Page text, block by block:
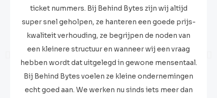
ticket nummers. Bij Behind Bytes zijn wij altijd
super snel geholpen, ze hanteren een goede prijs-
kwaliteit verhouding, ze begrijpen de noden van
een kleinere structuur en wanneer wij een vraag
hebben wordt dat uitgelegd in gewone mensentaal.
Bij Behind Bytes voelen ze kleine ondernemingen
echt goed aan. We werken nu sinds iets meer dan